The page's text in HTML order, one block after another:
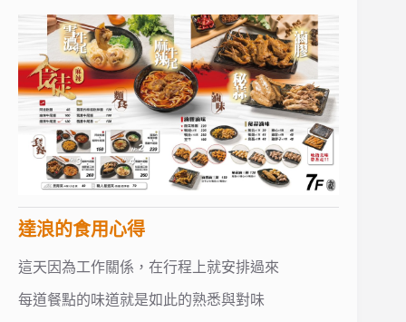
達浪的食用心得
這天因為工作關係，在行程上就安排過來
每道餐點的味道就是如此的熟悉與對味